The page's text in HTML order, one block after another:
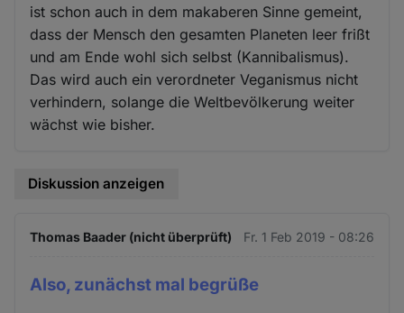
ist schon auch in dem makaberen Sinne gemeint,
dass der Mensch den gesamten Planeten leer frißt
und am Ende wohl sich selbst (Kannibalismus).
Das wird auch ein verordneter Veganismus nicht
verhindern, solange die Weltbevölkerung weiter
wächst wie bisher.
Diskussion anzeigen
Thomas Baader (nicht überprüft) Fr. 1 Feb 2019 - 08:26
Also, zunächst mal begrüße